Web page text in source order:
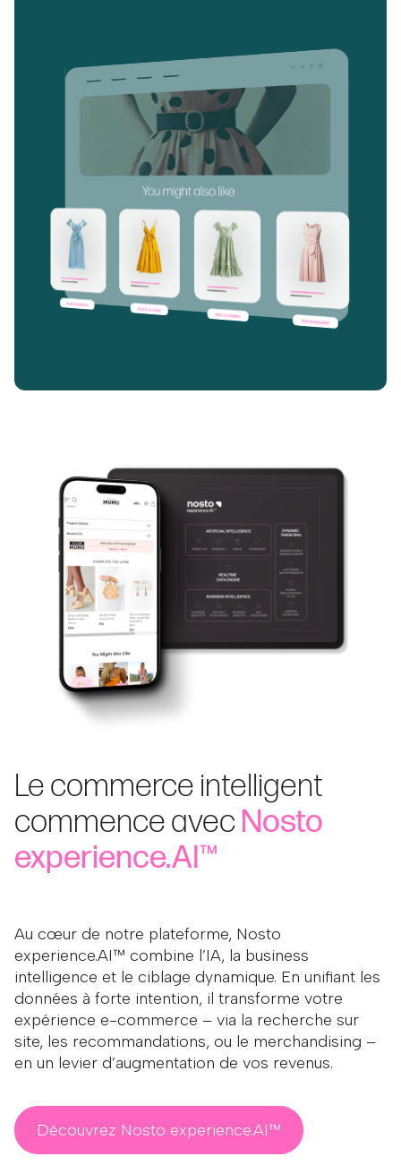
Le commerce intelligent
commence avec Nosto
experience.AI™
Au cœur de notre plateforme, Nosto
experience.AI™ combine l’IA, la business
intelligence et le ciblage dynamique. En unifiant les
données à forte intention, il transforme votre
expérience e-commerce – via la recherche sur
site, les recommandations, ou le merchandising –
en un levier d’augmentation de vos revenus.
Découvrez Nosto experience.AI™